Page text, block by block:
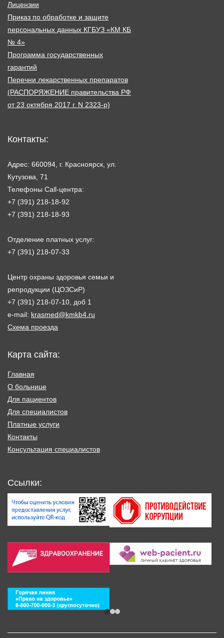
Лицензии
Приказ по обработке и защите
персональных данных КГБУЗ «КМ КБ
№ 4»
Программа государственных
гарантий
Перечни лекарственных препаратов
(РАСПОРЯЖЕНИЕ правительства РФ
от 23 октября 2017 г. N 2323-р)
Контакты:
Адрес: 660094, г. Красноярск, ул.
Кутузова, 71
Телефоны Call-центра:
+7 (391) 218-18-92
+7 (391) 218-18-93
Отделение платных услуг:
+7 (391) 218-07-33
Центр охраны здоровья семьи и
репродукции (ЦОЗСиР)
+7 (391) 218-07-10, доб 1
e-mail: krasmed@kmkb4.ru
Схема проезда
Карта сайта:
Главная
О больнице
Для пациентов
Для специалистов
Платные услуги
Контакты
Консультация специалистов
Ссылки: